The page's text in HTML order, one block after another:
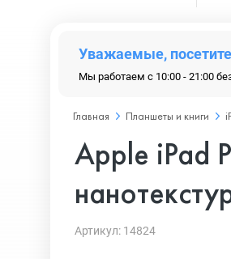
Уважаемые,
Мы работаем с 10:00 - 21:00
Главная Планшеты и книги
Apple iPad
Артикул: 14824